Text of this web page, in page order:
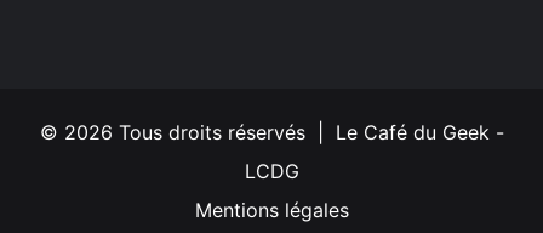
© 2026 Tous droits réservés | Le Café du Geek -
LCDG
Mentions légales